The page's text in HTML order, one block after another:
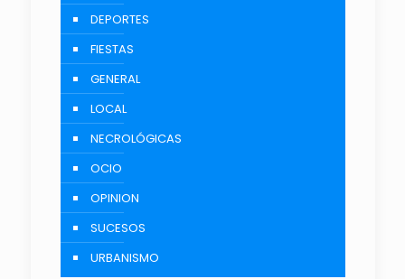
DEPORTES
FIESTAS
GENERAL
LOCAL
NECROLÓGICAS
OCIO
OPINION
SUCESOS
URBANISMO